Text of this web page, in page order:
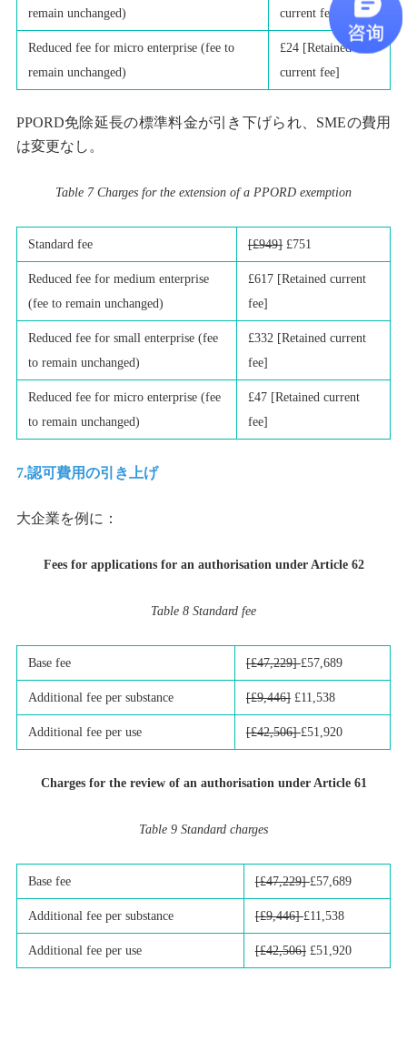
remain unchanged)
current fee]
Reduced fee for micro enterprise (fee to
remain unchanged)
£24 [Retained
current fee]
PPORD免除延長の標準料金が引き下げられ、SMEの費用
は変更なし。
Table 7 Charges for the extension of a PPORD exemption
Standard fee [£949]£751
Reduced fee for medium enterprise
(fee to remain unchanged)
£617 [Retained current
fee]
Reduced fee for small enterprise (fee
to remain unchanged)
£332 [Retained current
fee]
Reduced fee for micro enterprise (fee
to remain unchanged)
£47 [Retained current
fee]
7.認可費用の引き上げ
大企業を例に：
Fees for applications for an authorisation under Article 62
Table 8 Standard fee
Base fee [£47,229]£57,689
Additional fee per substance [£9,446]£11,538
Additional fee per use [£42,506]£51,920
Charges for the review of an authorisation under Article 61
Table 9 Standard charges
Base fee [£47,229]£57,689
Additional fee per substance [£9,446]£11,538
Additional fee per use [£42,506]£51,920